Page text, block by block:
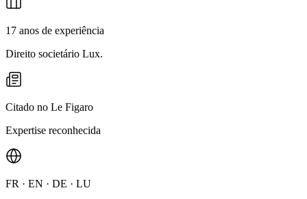
17 anos de experiência
Direito societário Lux.
Citado no Le Figaro
Expertise reconhecida
FR · EN · DE · LU